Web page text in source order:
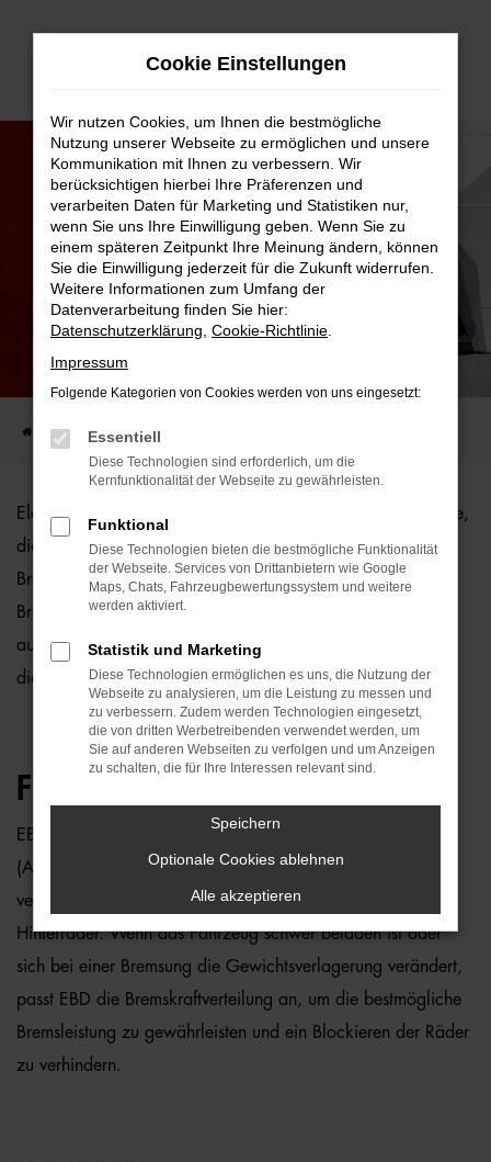
Zum
ELECTRONIC BRAKEFORCE DISTRIBUTION (EBD)
Startseite Kfz.-Lexikon
Electronic Brakeforce Distribution (EBD) ist eine Technologie,
die in modernen Fahrzeugen zur Optimierung der
Bremsleistung eingesetzt wird. Sie sorgt dafür, dass die
Bremskraft je nach Beladung und Fahrbedingungen
automatisch auf alle Räder des Fahrzeugs verteilt wird, um
die Bremsstabilität und den Fahrkomfort zu erhöhen.
FUNKTIONSWEISE:
EBD arbeitet in Kombination mit dem Antiblockiersystem
(ABS). Es analysiert in Echtzeit die Fahrzeugbeladung und
verteilt die Bremskraft je nach Bedarf an die Vorder- und
Hinterräder. Wenn das Fahrzeug schwer beladen ist oder
sich bei einer Bremsung die Gewichtsverlagerung verändert,
passt EBD die Bremskraftverteilung an, um die bestmögliche
Bremsleistung zu gewährleisten und ein Blockieren der Räder
zu verhindern.
Cookie Einstellungen
Wir nutzen Cookies, um Ihnen die bestmögliche
Nutzung unserer Webseite zu ermöglichen und unsere
Kommunikation mit Ihnen zu verbessern. Wir
berücksichtigen hierbei Ihre Präferenzen und
verarbeiten Daten für Marketing und Statistiken nur,
wenn Sie uns Ihre Einwilligung geben. Wenn Sie zu
einem späteren Zeitpunkt Ihre Meinung ändern, können
Sie die Einwilligung jederzeit für die Zukunft widerrufen.
Weitere Informationen zum Umfang der
Datenverarbeitung finden Sie hier:
Datenschutzerklärung Cookie-Richtlinie
Impressum
Folgende Kategorien von Cookies werden von uns eingesetzt:
Essentiell
Diese Technologien sind erforderlich, um die
Kernfunktionalität der Webseite zu gewährleisten.
Funktional
Diese Technologien bieten die bestmögliche Funktionalität
der Webseite. Services von Drittanbietern wie Google
Maps, Chats, Fahrzeugbewertungssystem und weitere
werden aktiviert.
Statistik und Marketing
Diese Technologien ermöglichen es uns, die Nutzung der
Webseite zu analysieren, um die Leistung zu messen und
zu verbessern. Zudem werden Technologien eingesetzt,
die von dritten Werbetreibenden verwendet werden, um
Sie auf anderen Webseiten zu verfolgen und um Anzeigen
zu schalten, die für Ihre Interessen relevant sind.
Speichern
Optionale Cookies ablehnen
Alle akzeptieren